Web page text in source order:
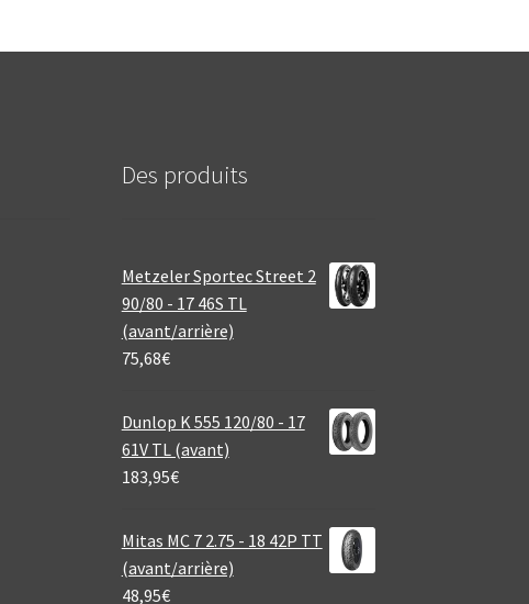
Des produits
Metzeler Sportec Street 2
90/80 - 17 46S TL
(avant/arrière)
75,68€
Dunlop K 555 120/80 - 17
61V TL (avant)
183,95€
Mitas MC 7 2.75 - 18 42P TT
(avant/arrière)
48,95€